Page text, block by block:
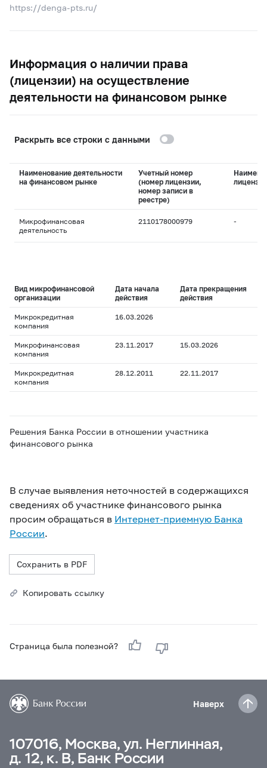
https://denga-pts.ru/
Информация о наличии права
(лицензии) на осуществление
деятельности на финансовом рынке
Раскрыть все строки с данными
Наименование деятельности
на финансовом рынке
Учетный номер
(номер лицензии,
номер записи в
реестре)
лицензии
Микрофинансовая
деятельность
2110178000979 -
Вид микрофинансовой
организации
Дата начала
действия
Дата прекращения
действия
Микрокредитная
компания
16.03.2026
Микрофинансовая
компания
23.11.2017 15.03.2026
Микрокредитная
компания
28.12.2011 22.11.2017
Решения Банка России в отношении участника
финансового рынка
В случае выявления неточностей в содержащихся
сведениях об участнике финансового рынка
просим обращаться в Интернет-приемную Банка
России.
Сохранить в PDF
Копировать ссылку
Страница была полезной?
Наверх
107016, Москва, ул. Неглинная,
д. 12, к. В, Банк России